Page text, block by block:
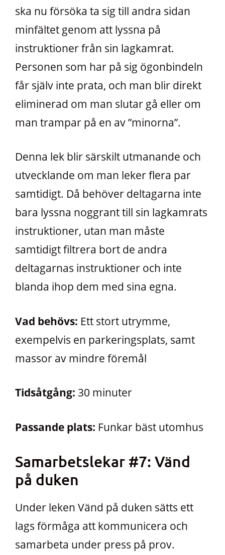
ska nu försöka ta sig till andra sidan
minfältet genom att lyssna på
instruktioner från sin lagkamrat.
Personen som har på sig ögonbindeln
får själv inte prata, och man blir direkt
eliminerad om man slutar gå eller om
man trampar på en av ”minorna”.
Denna lek blir särskilt utmanande och
utvecklande om man leker flera par
samtidigt. Då behöver deltagarna inte
bara lyssna noggrant till sin lagkamrats
instruktioner, utan man måste
samtidigt filtrera bort de andra
deltagarnas instruktioner och inte
blanda ihop dem med sina egna.
Vad behövs: Ett stort utrymme,
exempelvis en parkeringsplats, samt
massor av mindre föremål
Tidsåtgång: 30 minuter
Passande plats: Funkar bäst utomhus
Samarbetslekar #7: Vänd
på duken
Under leken Vänd på duken sätts ett
lags förmåga att kommunicera och
samarbeta under press på prov.